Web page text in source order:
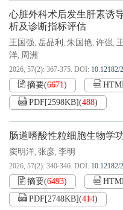
心脏外科术后发生肝素诱
析及诊断指标评估
王国强, 岳品利 , 朱国艳, 许强,
洋, 周洲
2026, 57(2): 367-375. DOI: 10.12182/
摘要(6671)
PDF[2598KB](488)
肠道嗜酸性粒细胞生物学
窦明洋, 张彦, 李明
2026, 57(2): 340-346. DOI: 10.12182/
摘要(6493)
PDF[2748KB](414)